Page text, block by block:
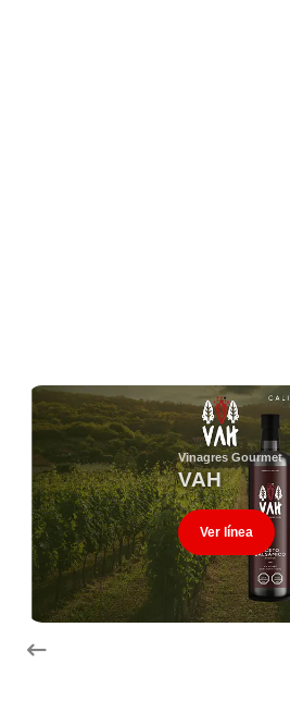
Vinagres Gourmet
VAH
Ver línea